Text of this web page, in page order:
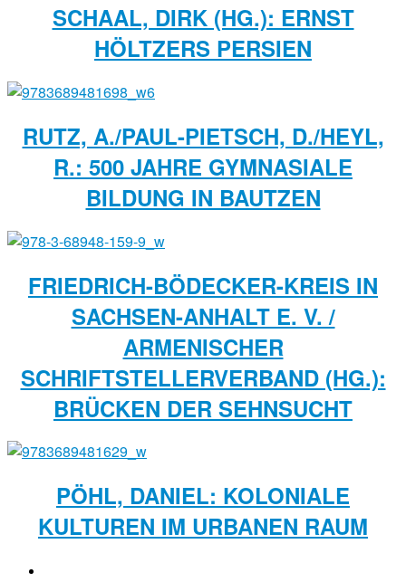
SCHAAL, DIRK (HG.): ERNST
HÖLTZERS PERSIEN
RUTZ, A./PAUL-PIETSCH, D./HEYL,
R.: 500 JAHRE GYMNASIALE
BILDUNG IN BAUTZEN
FRIEDRICH-BÖDECKER-KREIS IN
SACHSEN-ANHALT E. V. /
ARMENISCHER
SCHRIFTSTELLERVERBAND (HG.):
BRÜCKEN DER SEHNSUCHT
PÖHL, DANIEL: KOLONIALE
KULTUREN IM URBANEN RAUM